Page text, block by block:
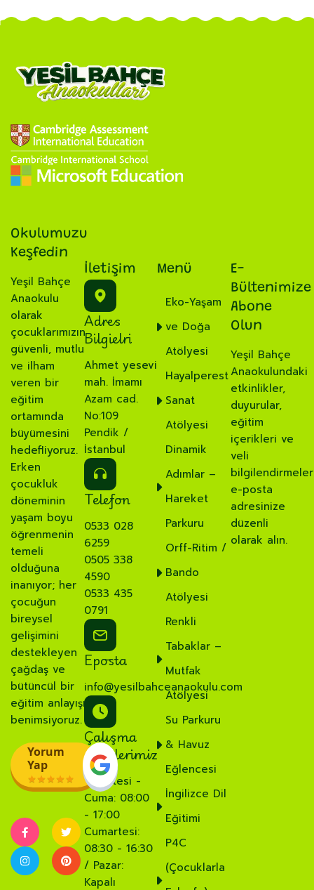
Okulumuzu
Keşfedin
Yeşil Bahçe
Anaokulu
olarak
çocuklarımızın
güvenli, mutlu
ve ilham
veren bir
eğitim
ortamında
büyümesini
hedefliyoruz.
Erken
çocukluk
döneminin
yaşam boyu
öğrenmenin
temeli
olduğuna
inanıyor; her
çocuğun
bireysel
gelişimini
destekleyen
çağdaş ve
bütüncül bir
eğitim anlayışı
benimsiyoruz.
Yorum
Yap
İletişim
Adres
Bilgielri
Ahmet yesevi
mah. İmamı
Azam cad.
No:109
Pendik /
İstanbul
Telefon
0533 028
6259
0505 338
4590
0533 435
0791
Eposta
info@yesilbahceanaokulu.com
Çalışma
Saatlerimiz
Pazartesi -
Cuma: 08:00
- 17:00
Cumartesi:
08:30 - 16:30
/ Pazar:
Kapalı
Menü
Eko-Yaşam
ve Doğa
Atölyesi
Hayalperest
Sanat
Atölyesi
Dinamik
Adımlar –
Hareket
Parkuru
Orff-Ritim /
Bando
Atölyesi
Renkli
Tabaklar –
Mutfak
Atölyesi
Su Parkuru
& Havuz
Eğlencesi
İngilizce Dil
Eğitimi
P4C
(Çocuklarla
E-
Bültenimize
Abone
Olun
Yeşil Bahçe
Anaokulundaki
etkinlikler,
duyurular,
eğitim
içerikleri ve
veli
e-posta
adresinize
düzenli
olarak alın.